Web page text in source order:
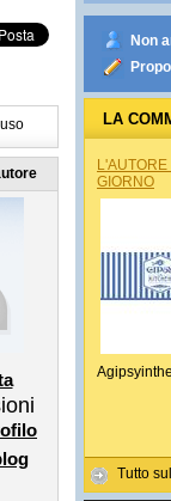
Non
LA
GIORNO
Tutto